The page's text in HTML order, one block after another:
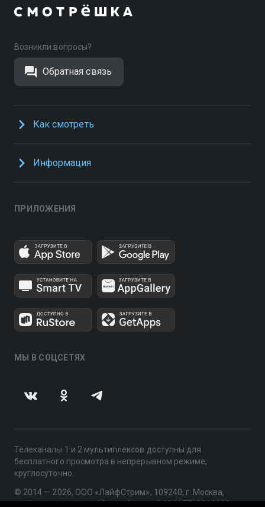
Возникли вопросы?
Обратная связь
Как смотреть
Информация
ПРИЛОЖЕНИЯ
МЫ В СОЦСЕТЯХ
Телеканалы 1 и 2 мультиплексов доступны для
бесплатного просмотра в непрерывном режиме,
круглосуточно.
© 2014 — 2026, ООО «ЛайфСтрим», 109240, г. Москва,
ул. Николоямская, д. 13, стр. 2, этаж 2, ИНН 7710918800